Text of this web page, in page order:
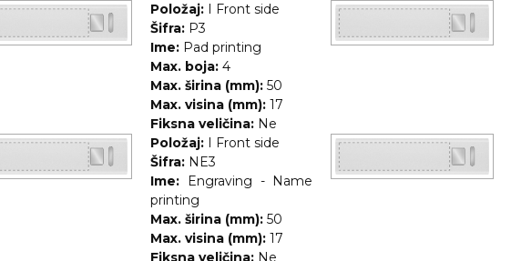
Položaj:
I Front side
Šifra: P3
Ime: Pad printing
Max. boja: 4
Max. širina (mm): 50
Max. visina (mm): 17
Fiksna veličina: Ne
Položaj:
I Front side
Šifra: NE3
Ime:
Engraving - Name
printing
Max. širina (mm): 50
Max. visina (mm): 17